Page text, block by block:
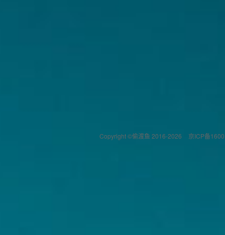
Copyright ©偷渡鱼 2016-2026 京ICP备